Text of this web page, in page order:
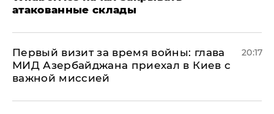
атакованные склады
Первый визит за время войны: глава
МИД Азербайджана приехал в Киев с
важной миссией
20:17